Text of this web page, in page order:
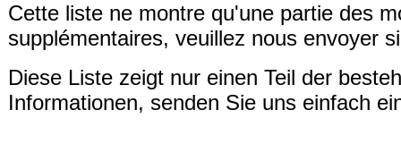
Cette liste ne montre qu'une partie des
supplémentaires, veuillez nous envoyer
Diese Liste zeigt nur einen Teil der
Informationen, senden Sie uns einfach